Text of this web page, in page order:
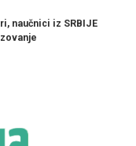
naučnici iz SRBIJE